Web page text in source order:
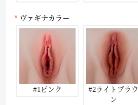
ヴァギナカラー
#1ピンク
#2ライトブラウ
ン